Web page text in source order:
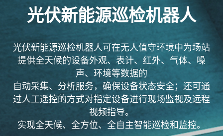
光伏新能源巡检机器人
光伏新能源巡检机器人可在无人值守环境中为场站
提供全天候的设备外观、表计、红外、气体、 噪
声、环境等数据的
自动采集、分析服务，确保设备状态安全；还可通
过人工遥控的方式对指定设备进行现场监视及远程
视频指导。
实现全天候、全方位、全自主智能巡检和监控。